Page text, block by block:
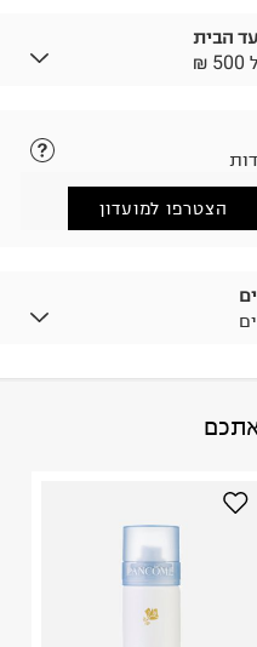
הבית
לכם,
את מדבקת הגוביינא על
דרך ממשק ההחזרות
באריזתם המקורית
הצטרפו למועדון
אתכם